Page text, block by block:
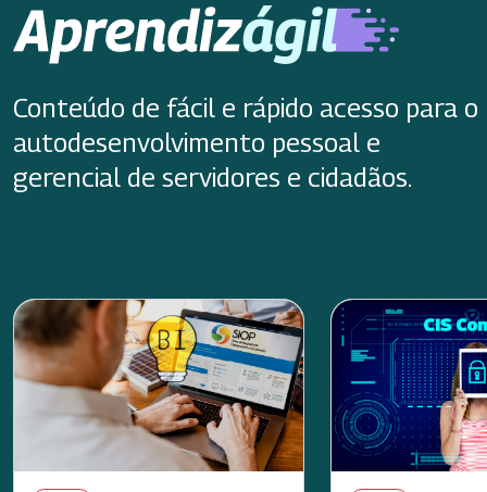
Conteúdo de fácil e rápido acesso para o
autodesenvolvimento pessoal e
gerencial de servidores e cidadãos.